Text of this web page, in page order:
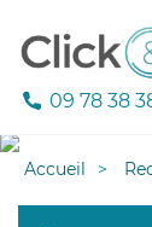
09 78 38
Accueil